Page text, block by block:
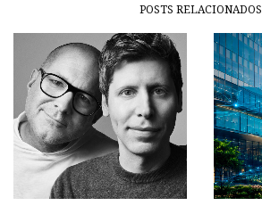
POSTS RELACIONADOS